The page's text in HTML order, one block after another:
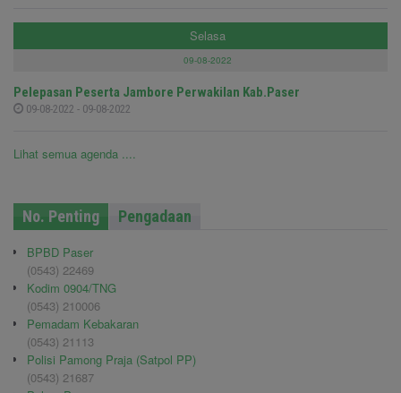
Selasa
09-08-2022
Pelepasan Peserta Jambore Perwakilan Kab.Paser
09-08-2022 - 09-08-2022
Lihat semua agenda ....
No. Penting Pengadaan
BPBD Paser
(0543) 22469
Kodim 0904/TNG
(0543) 210006
Pemadam Kebakaran
(0543) 21113
Polisi Pamong Praja (Satpol PP)
(0543) 21687